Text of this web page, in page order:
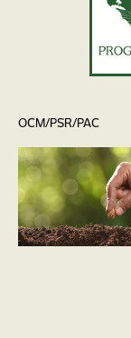
OCM/PSR/PAC